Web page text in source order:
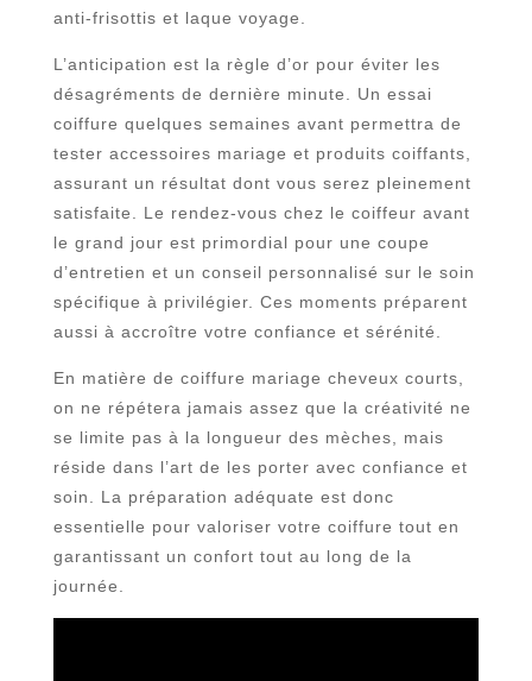
anti-frisottis et laque voyage.
L’anticipation est la règle d’or pour éviter les
désagréments de dernière minute. Un essai
coiffure quelques semaines avant permettra de
tester accessoires mariage et produits coiffants,
assurant un résultat dont vous serez pleinement
satisfaite. Le rendez-vous chez le coiffeur avant
le grand jour est primordial pour une coupe
d’entretien et un conseil personnalisé sur le soin
spécifique à privilégier. Ces moments préparent
aussi à accroître votre confiance et sérénité.
En matière de coiffure mariage cheveux courts,
on ne répétera jamais assez que la créativité ne
se limite pas à la longueur des mèches, mais
réside dans l’art de les porter avec confiance et
soin. La préparation adéquate est donc
essentielle pour valoriser votre coiffure tout en
garantissant un confort tout au long de la
journée.